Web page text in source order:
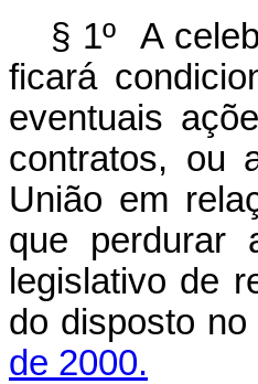
§ 1º A
ficará
eventuais
contratos, ou
União em
que perdurar
legislativo de
do disposto no
de 2000.